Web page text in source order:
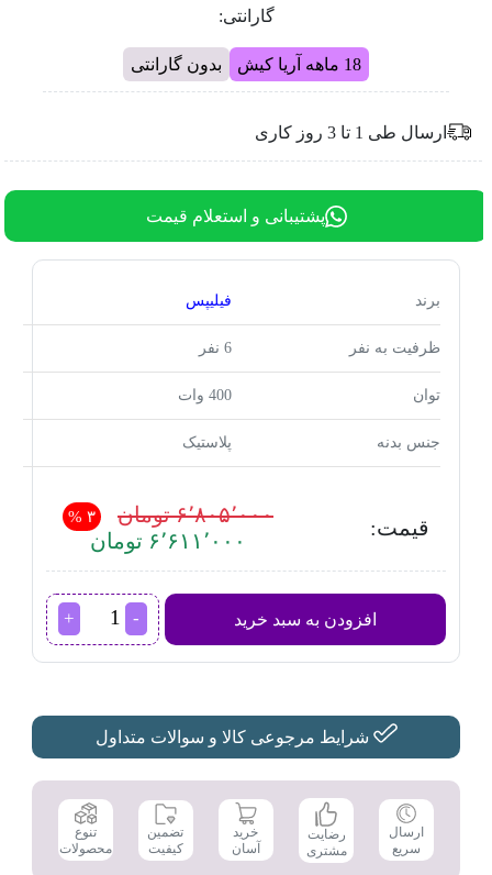
گارانتی:
18 ماهه آریا کیش بدون گارانتی
ارسال طی 1 تا 3 روز کاری
پشتیبانی و استعلام قیمت
برند فیلیپس
ظرفیت به نفر
توان 400 وات
جنس بدنه پلاستیک
قیمت:
۶٬۸۰۵٬۰۰۰ تومان ۳ %
۶٬۶۱۱٬۰۰۰ تومان
افزودن به سبد خرید
تخم
مرغ
HD9137
عدد
شرایط مرجوعی کالا و سوالات متداول
ارسال
سریع
رضایت
مشتری
خرید
آسان
تضمین
کیفیت
تنوع
محصولات